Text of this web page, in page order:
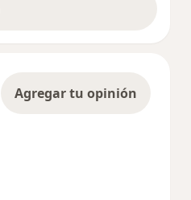
Agregar tu opinión